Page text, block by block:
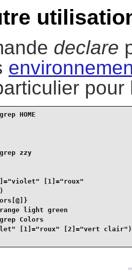
declare
HOME
zzy
[1]="roux"
light green
Colors
[1]="roux" [2]="vert clair")